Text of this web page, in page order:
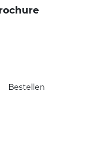
Bestellen